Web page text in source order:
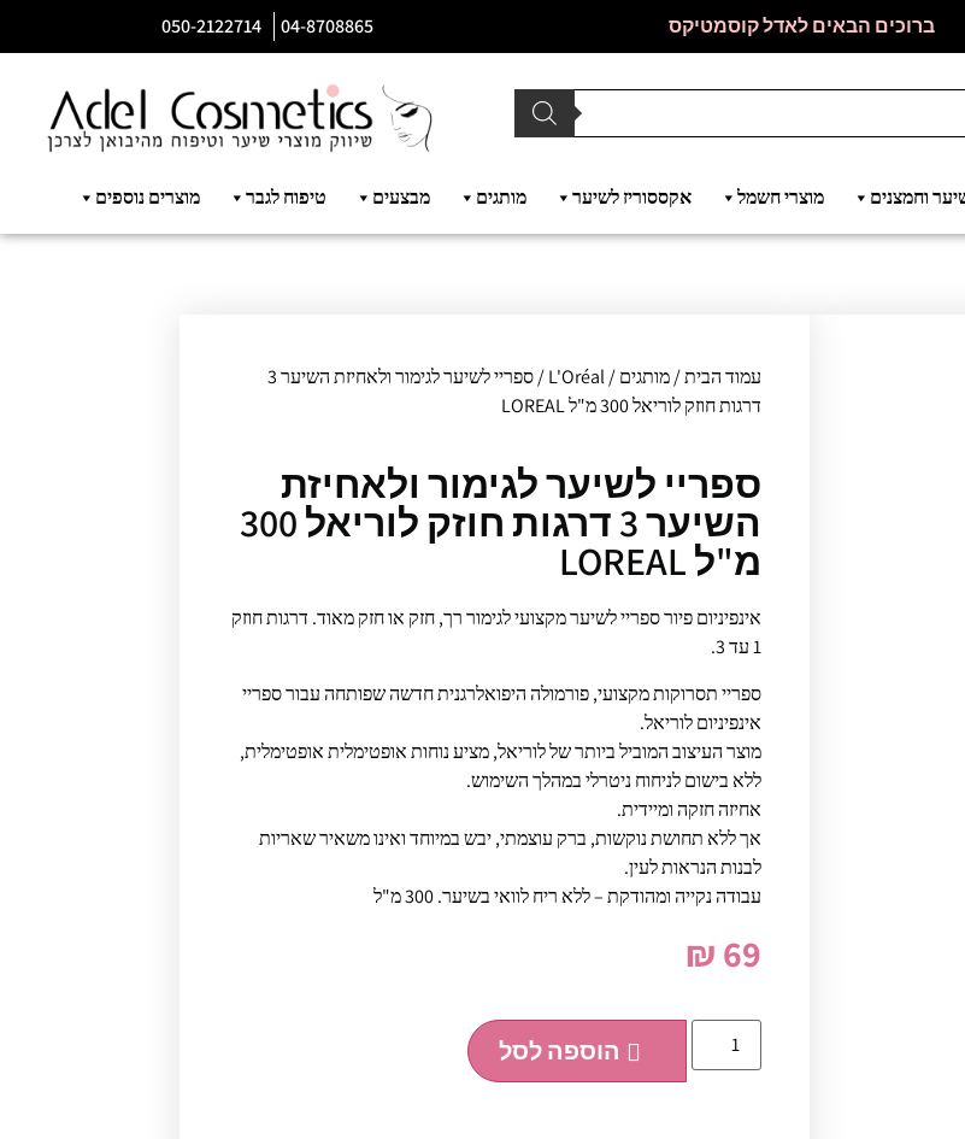
ברוכים הבאים לאדל קוסמטיקס 04-8708865
050-2122714
וחמצנים מוצרי חשמל אקססוריז לשיער מותגים מבצעים טיפוח לגבר מוצרים נוספים
עמוד הבית/מותגים/
L'Oréal
/ ספריי לשיער לגימור ולאחיזת השיער 3
דרגות חוזק לוריאל 300 מ"ל LOREAL
ספריי לשיער לגימור ולאחיזת
השיער 3 דרגות חוזק לוריאל 300
מ"ל LOREAL
אינפיניום פיור ספריי לשיער מקצועי לגימור רך, חזק או חזק מאוד. דרגות חוזק
1 עד 3.
ספריי תסרוקות מקצועי, פורמולה היפואלרגנית חדשה שפותחה עבור ספריי
אינפיניום לוריאל.
מוצר העיצוב המוביל ביותר של לוריאל, מציע נוחות אופטימלית אופטימלית,
ללא בישום לניחוח ניטרלי במהלך השימוש.
אחיזה חזקה ומיידית.
אך ללא תחושת נוקשות, ברק עוצמתי, יבש במיוחד ואינו משאיר שאריות
לבנות הנראות לעין.
עבודה נקייה ומהודקת – ללא ריח לוואי בשיער. 300 מ"ל
₪ 69
הוספה לסל